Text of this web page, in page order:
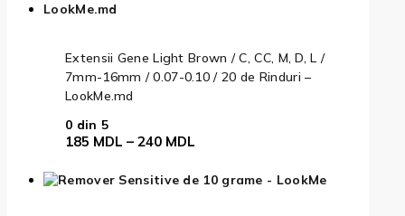
Extensii Gene Light Brown / C, CC, M, D, L /
7mm-16mm / 0.07-0.10 / 20 de Rinduri –
LookMe.md
0 din 5
185 MDL – 240 MDL
prețuri:
185 MDL